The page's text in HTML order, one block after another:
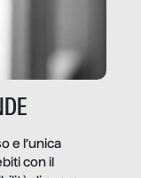
e l’unica
con il